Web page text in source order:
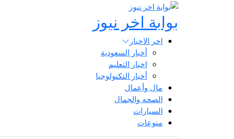
بوابة اخر نيوز
اخر الاخبار
أخبار السعودية
اخبار التعليم
أخبار التكنولوجيا
مال وأعمال
الصحه والجمال
السيارات
منوعات